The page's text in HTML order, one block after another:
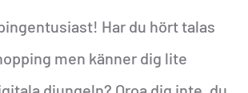
Har du hört talas
men känner dig lite